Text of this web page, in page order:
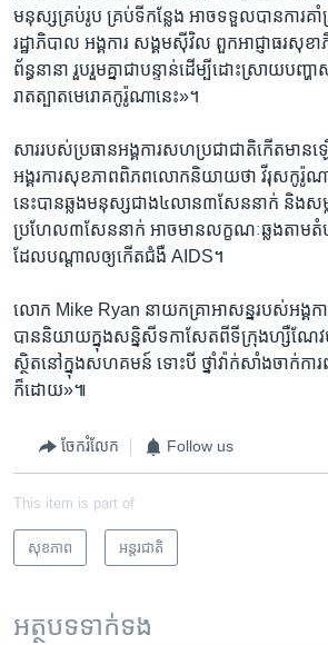
មនុស្សគ្រប់រូប គ្រប់ទីកន្លែង អាចទទួលបានការគាំទ្
រដ្ឋាភិបាល អង្គការ សង្គមស៊ីវិល ពួកអាជ្ញាធរសុខ
ព័ន្ធនានា រួបរួមគ្នាជាបន្ទាន់ដើម្បីដោះស្រាយបញ្ហា
រាតត្បាតមេរោគកូរ៉ូណានេះ»។
សាររបស់ប្រធានអង្គការសហប្រជាជាតិកើតមាន
អង្គរការសុខភាពពិភពលោកនិយាយថា វីរុសកូ
នេះបានឆ្លងមនុស្សជាង៤លាន៣សែននាក់ និងស
ប្រហែល៣សែននាក់ អាចមានលក្ខណៈឆ្លងតាមតំ
ដែលបណ្តាលឲ្យកើតជំងឺ AIDS។
លោក Mike Ryan នាយកគ្រាអាសន្នរបស់អង្គ
បាននិយាយក្នុងសន្និសីទកាសែតពីទីក្រុងហ្សឺណែវ
ស្ថិតនៅក្នុងសហគមន៍ ទោះបី ថ្នាំវ៉ាក់សាំងចាក់ការ
ក៏ដោយ»៕
ចែករំលែក Follow us
This item is part of
សុខភាព អន្តរជាតិ
អត្ថបទ​ទាក់ទង